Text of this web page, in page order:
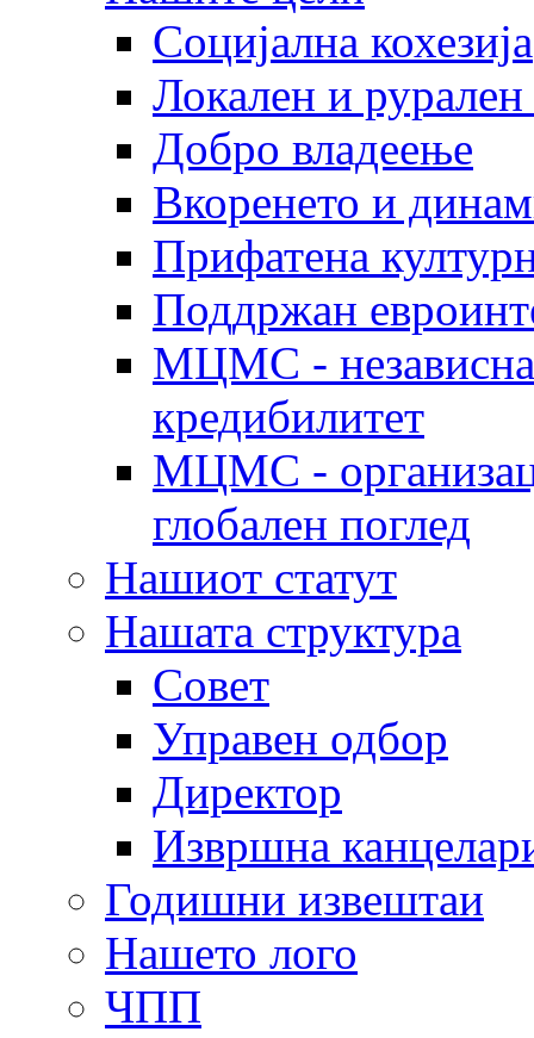
Социјална кохезија
Локален и рурален
Добро владеење
Вкоренето и
Прифатена
Поддржан
МЦМС - независна
кредибилитет
МЦМС -
глобален поглед
Нашиот статут
Нашата структура
Совет
Управен одбор
Директор
Извршна
Годишни извештаи
Нашето лого
ЧПП